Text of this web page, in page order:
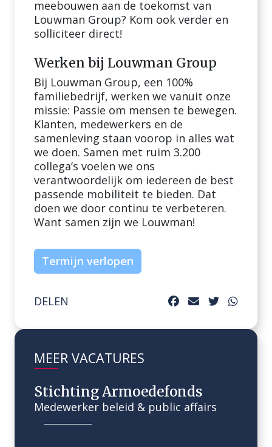
meebouwen aan de toekomst van
Louwman Group? Kom ook verder en
solliciteer direct!
Werken bij Louwman Group
Bij Louwman Group, een 100%
familiebedrijf, werken we vanuit onze
missie: Passie om mensen te bewegen.
Klanten, medewerkers en de
samenleving staan voorop in alles wat
we doen. Samen met ruim 3.200
collega’s voelen we ons
verantwoordelijk om iedereen de best
passende mobiliteit te bieden. Dat
doen we door continu te verbeteren.
Want samen zijn we Louwman!
Termijn verlopen
DELEN
MEER VACATURES
Stichting Armoedefonds
Medewerker beleid & public affairs